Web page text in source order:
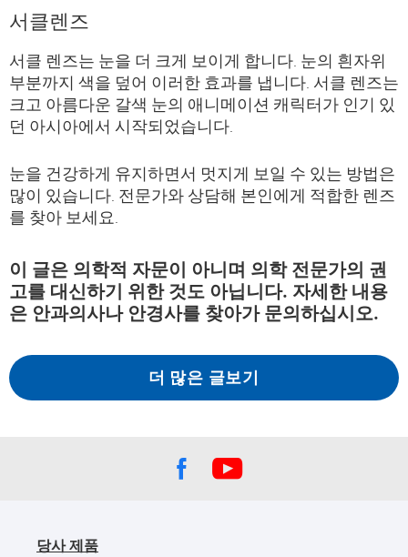
서클렌즈
서클 렌즈는 눈을 더 크게 보이게 합니다. 눈의 흰자위
부분까지 색을 덮어 이러한 효과를 냅니다. 서클 렌즈는
크고 아름다운 갈색 눈의 애니메이션 캐릭터가 인기 있
던 아시아에서 시작되었습니다.
눈을 건강하게 유지하면서 멋지게 보일 수 있는 방법은
많이 있습니다. 전문가와 상담해 본인에게 적합한 렌즈
를 찾아 보세요.
이 글은 의학적 자문이 아니며 의학 전문가의 권
고를 대신하기 위한 것도 아닙니다. 자세한 내용
은 안과의사나 안경사를 찾아가 문의하십시오.
더 많은 글보기
당사 제품